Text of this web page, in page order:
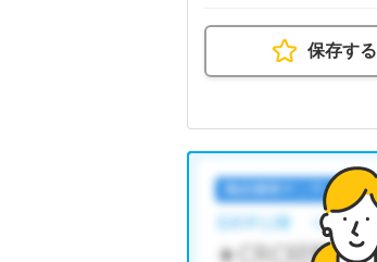
保存する